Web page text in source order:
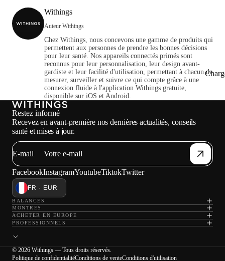
Withings
Auteur Withings
Chez Withings, nous concevons une gamme de produits qui
permettent aux personnes de prendre les bonnes décisions
pour leur santé. Nos appareils connectés primés sont
reconnus pour leur personnalisation, leur design avant-
gardiste et leur facilité d'utilisation, permettant à chacun de
mesurer, surveiller et suivre ce qui compte grâce à une
connexion fluide à l'application Withings gratuite,
disponible sur iOS et Android.
Restez informé
Recevez en avant-première nos dernières actualités, conseils
santé et mises à jour.
E-mail
FacebookInstagramYoutubeTiktokTwitter
FR · EUR
BALANCES
MONTRES
ACHETER EN EUROPE
PROFESSIONNELS
© 2026 Withings — Tous droits réservés.
Politique de confidentialitéConditions de venteConditions d'utilisation